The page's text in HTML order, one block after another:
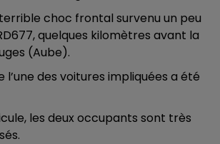
choc frontal survenu un peu
quelques kilomètres avant la
(Aube).
l’une des voitures impliquées a été
les deux occupants sont très